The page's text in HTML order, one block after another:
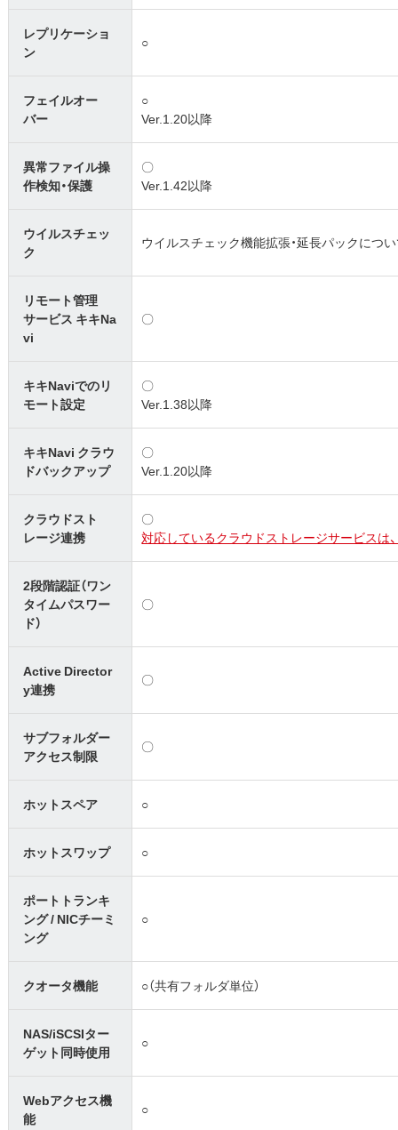
レプリケーショ
ン
○
フェイルオー
バー
○
Ver.1.20以降
異常ファイル操
作検知・保護
〇
Ver.1.42以降
ウイルスチェッ
ク
ウイルスチェック機能拡張・延長パックについ
リモート管理
サービス キキNa
vi
〇
キキNaviでのリ
モート設定
〇
Ver.1.38以降
キキNavi クラウ
ドバックアップ
〇
Ver.1.20以降
クラウドスト
レージ連携
〇
対応しているクラウドストレージサービスは
2段階認証（ワン
タイムパスワー
ド）
〇
Active Director
y連携
〇
サブフォルダー
アクセス制限
〇
ホットスペア ○
ホットスワップ ○
ポートトランキ
ング / NICチーミ
ング
○
クオータ機能 ○（共有フォルダ単位）
NAS/iSCSIター
ゲット同時使用
○
Webアクセス機
能
○